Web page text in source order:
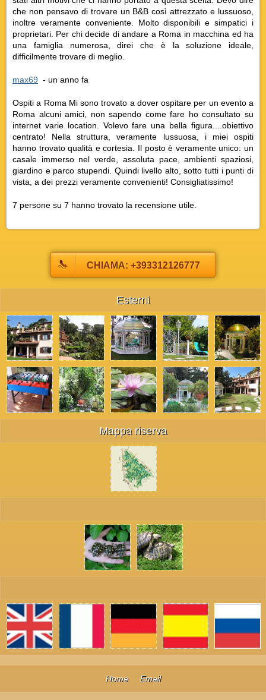
che non pensavo di trovare un B&B così attrezzato e lussuoso,
inoltre veramente conveniente. Molto disponibili e simpatici i
proprietari. Per chi decide di andare a Roma in macchina ed ha
una famiglia numerosa, direi che è la soluzione ideale,
difficilmente trovare di meglio.
max69 ‎ - un anno fa
Ospiti a Roma Mi sono trovato a dover ospitare per un evento a
Roma alcuni amici, non sapendo come fare ho consultato su
internet varie location. Volevo fare una bella figura....obiettivo
centrato! Nella struttura, veramente lussuosa, i miei ospiti
hanno trovato qualità e cortesia. Il posto è veramente unico: un
casale immerso nel verde, assoluta pace, ambienti spaziosi,
giardino e parco stupendi. Quindi livello alto, sotto tutti i punti di
vista, a dei prezzi veramente convenienti! Consigliatissimo!
7 persone su 7 hanno trovato la recensione utile.
CHIAMA: +393312126777
Esterni
Mappa riserva
Home Email